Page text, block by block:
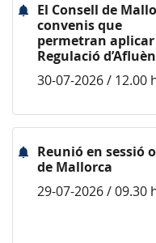
El Consell de
convenis que
permetran
Regulació
30-07-2026 / 12.00
Reunió en sessió
de Mallorca
29-07-2026 / 09.30